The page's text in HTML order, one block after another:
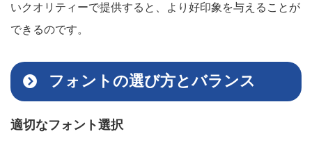
いクオリティーで提供すると、より好印象を与えることが
できるのです。
フォントの選び方とバランス
適切なフォント選択